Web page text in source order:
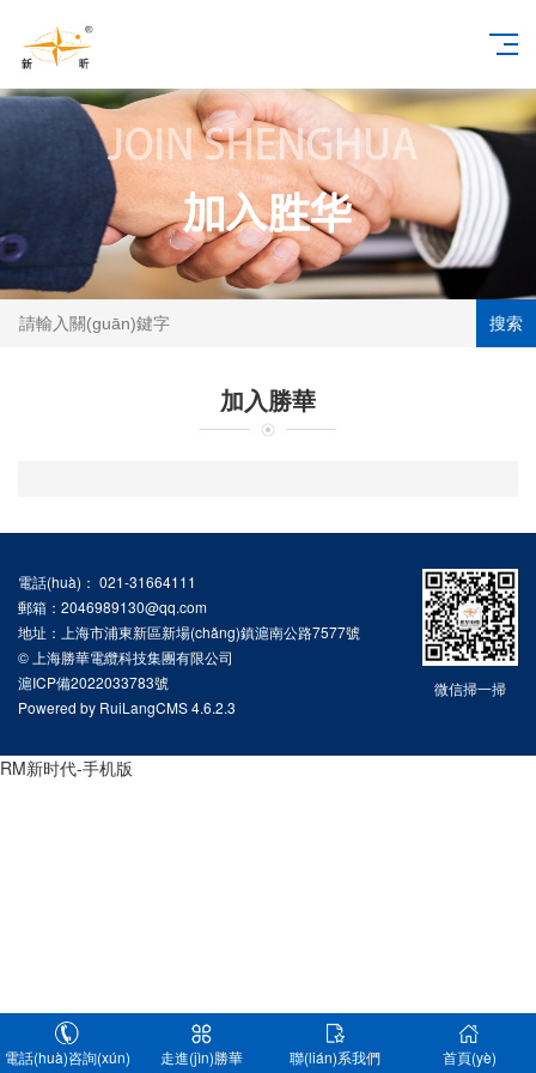
搜索
加入勝華
微信掃一掃
電話(huà)： 021-31664111
郵箱：2046989130@qq.com
地址：上海市浦東新區新場(chǎng)鎮滬南公路7577號
© 上海勝華電纜科技集團有限公司
滬ICP備2022033783號
Powered by RuiLangCMS4.6.2.3
電話(huà)咨詢(xún) 走進(jìn)勝華 聯(lián)系我們 首頁(yè)
RM新时代-手机版